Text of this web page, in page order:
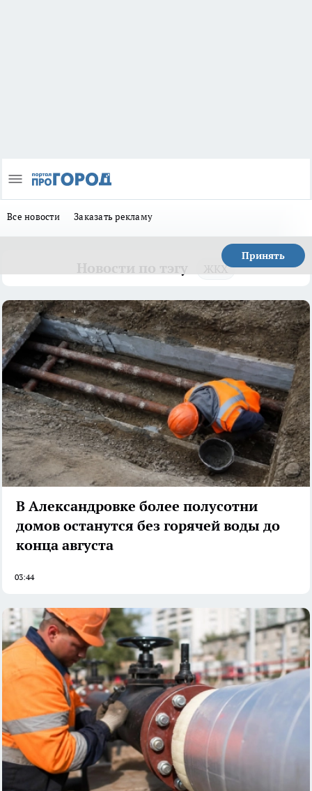
Все новости Заказать рекламу
Принять
ЖКХ
В Александровке более полусотни
домов останутся без горячей воды до
конца августа
03:44